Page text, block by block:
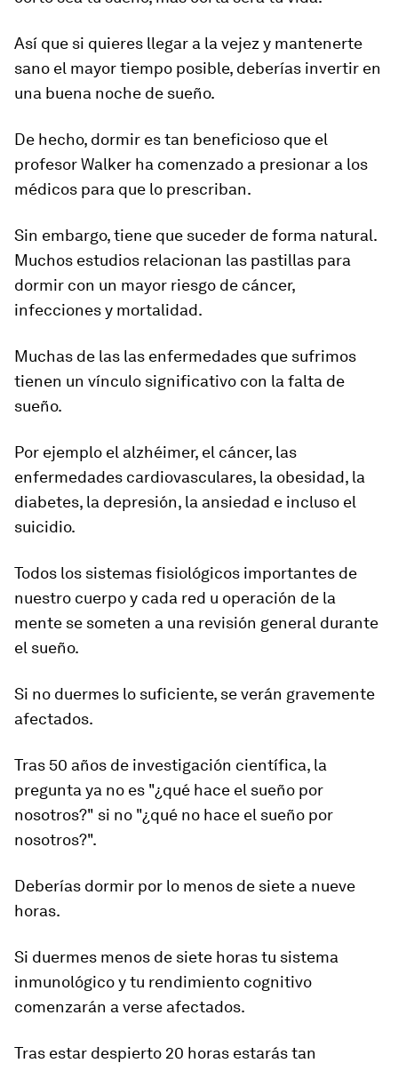
Así que si quieres llegar a la vejez y mantenerte
sano el mayor tiempo posible, deberías invertir en
una buena noche de sueño.
De hecho, dormir es tan beneficioso que el
profesor Walker ha comenzado a presionar a los
médicos para que lo prescriban.
Sin embargo, tiene que suceder deforma natural.
Muchos estudios relacionan las pastillas para
dormir con un mayor riesgo de cáncer,
infeccionesy mortalidad.
Muchas de las las enfermedades que sufrimos
tienen un vínculo significativo con la falta de
sueño.
Por ejemplo el alzhéimer, el cáncer, las
enfermedades cardiovasculares, la obesidad, la
diabetes, la depresión, la ansiedad e incluso el
suicidio.
Todos los sistemas fisiológicos importantes de
nuestro cuerpo y cada red u operación de la
mente se someten a una revisión general durante
el sueño.
Si no duermes lo suficiente, se verán gravemente
afectados.
Tras 50 años de investigación científica, la
pregunta ya no es "¿qué hace el sueño por
nosotros?" si no "¿qué no hace el sueño por
nosotros?".
Deberías dormir por lo menos de siete a nueve
horas.
Si duermes menos de siete horas tu sistema
inmunológico y tu rendimiento cognitivo
comenzarán a verse afectados.
Tras estar despierto 20 horas estarás tan